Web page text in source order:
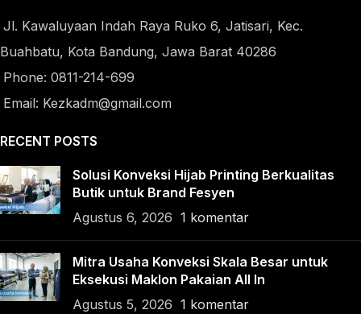
Jl. Kawaluyaan Indah Raya Ruko 6, Jatisari, Kec.
Buahbatu, Kota Bandung, Jawa Barat 40286
Phone: 0811-214-699
Email: Kezkadm@gmail.com
RECENT POSTS
Solusi Konveksi Hijab Printing Berkualitas
Butik untuk Brand Fesyen
Agustus 6, 2026 1 komentar
Mitra Usaha Konveksi Skala Besar untuk
Eksekusi Maklon Pakaian All In
Agustus 5, 2026 1 komentar